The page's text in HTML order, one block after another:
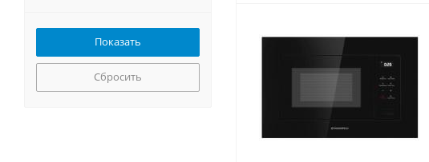
Meferi
Miele
MONSHER
Сбросить